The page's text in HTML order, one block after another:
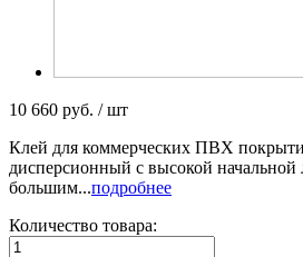
10 660 руб. / шт
Клей для коммерческих ПВХ
дисперсионный с высокой начальной
большим...подробнее
Количество товара: